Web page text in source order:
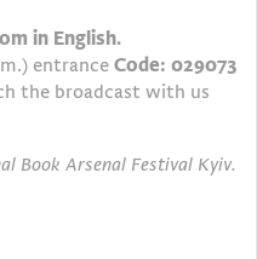
in English.
entrance Code: 029073
the broadcast with us
Book Arsenal Festival Kyiv.